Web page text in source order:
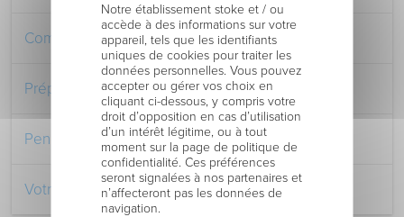
Comment venir au Centre Hospitalier
Préparer votre séjour à l’Hôpital
Pendant votre séjour à l’Hôpital
Votre retour au domicile
Notre établissement stoke et / ou
accède à des informations sur votre
appareil, tels que les identifiants
uniques de cookies pour traiter les
données personnelles. Vous pouvez
accepter ou gérer vos choix en
cliquant ci-dessous, y compris votre
droit d’opposition en cas d’utilisation
d’un intérêt légitime, ou à tout
moment sur la page de politique de
confidentialité. Ces préférences
seront signalées à nos partenaires et
n’affecteront pas les données de
navigation.